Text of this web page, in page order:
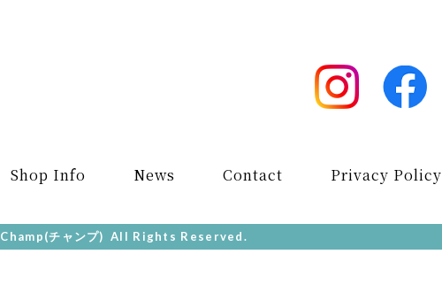
Shop Info News Contact Privacy Policy
Champ(チャンプ) All Rights Reserved.